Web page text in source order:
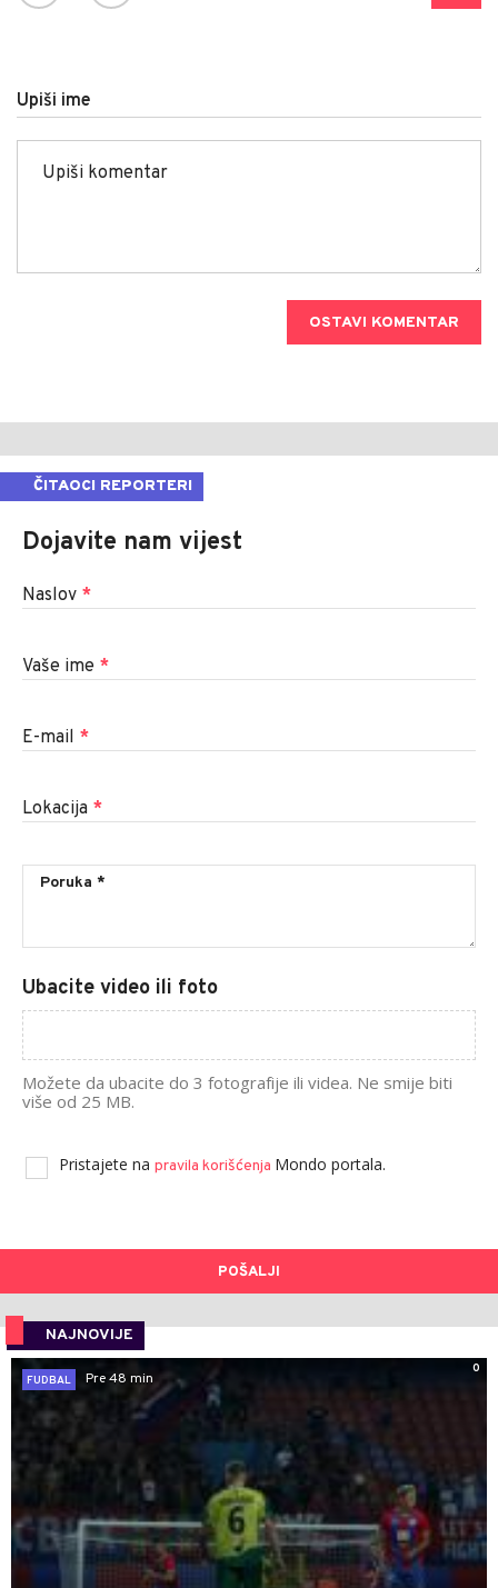
Upiši ime
OSTAVI KOMENTAR
ČITAOCI REPORTERI
Dojavite nam vijest
Naslov *
Vaše ime *
E-mail *
Lokacija *
Ubacite video ili foto
Možete da ubacite do 3 fotografije ili videa. Ne smije biti
više od 25 MB.
Pristajete na pravila korišćenja Mondo portala.
POŠALJI
NAJNOVIJE
0
FUDBAL
Pre 48 min